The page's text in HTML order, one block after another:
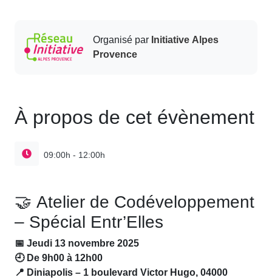
Organisé parInitiative Alpes
Provence
À propos de cet évènement
09:00h - 12:00h
🤝 Atelier de Codéveloppement
– Spécial Entr’Elles
📅 Jeudi 13 novembre 2025
🕘 De 9h00 à 12h00
📍 Diniapolis – 1 boulevard Victor Hugo, 04000